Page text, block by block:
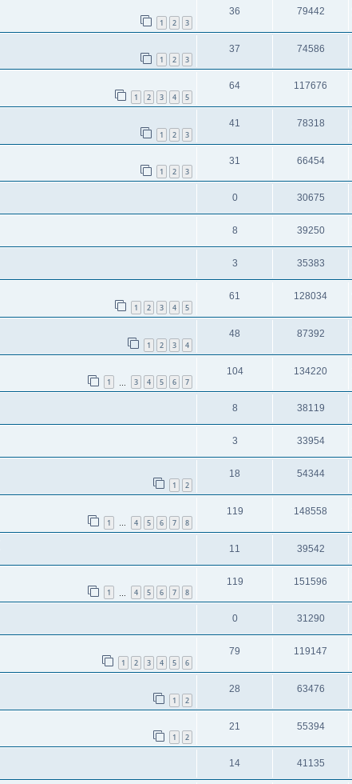
1 2 3
36 79442
1 2 3
37 74586
1 2 3 4 5
64 117676
1 2 3
41 78318
1 2 3
31 66454
0 30675
8 39250
3 35383
1 2 3 4 5
61 128034
1 2 3 4
48 87392
1 3 4 5 6 7
104 134220
8 38119
3 33954
1 2
18 54344
1 … 4 5 6 7 8
119 148558
11 39542
1 4 5 6 7 8
119 151596
0 31290
1 2 3 4 5 6
79 119147
1 2
28 63476
1 2
21 55394
14 41135